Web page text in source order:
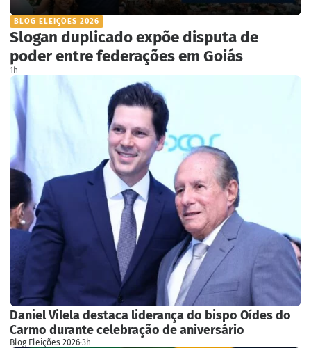
BLOG ELEIÇÕES 2026
Slogan duplicado expõe disputa de
poder entre federações em Goiás
1h
Daniel Vilela destaca liderança do bispo Oídes do
Carmo durante celebração de aniversário
Blog Eleições 2026·3h